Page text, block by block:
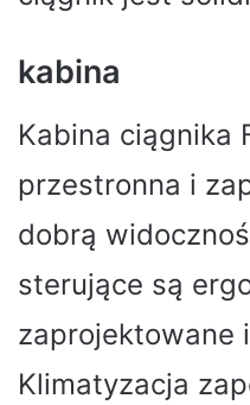
kabina
Kabina ciągnika
przestronna i
dobrą
sterujące są
zaprojektowane
Klimatyzacja